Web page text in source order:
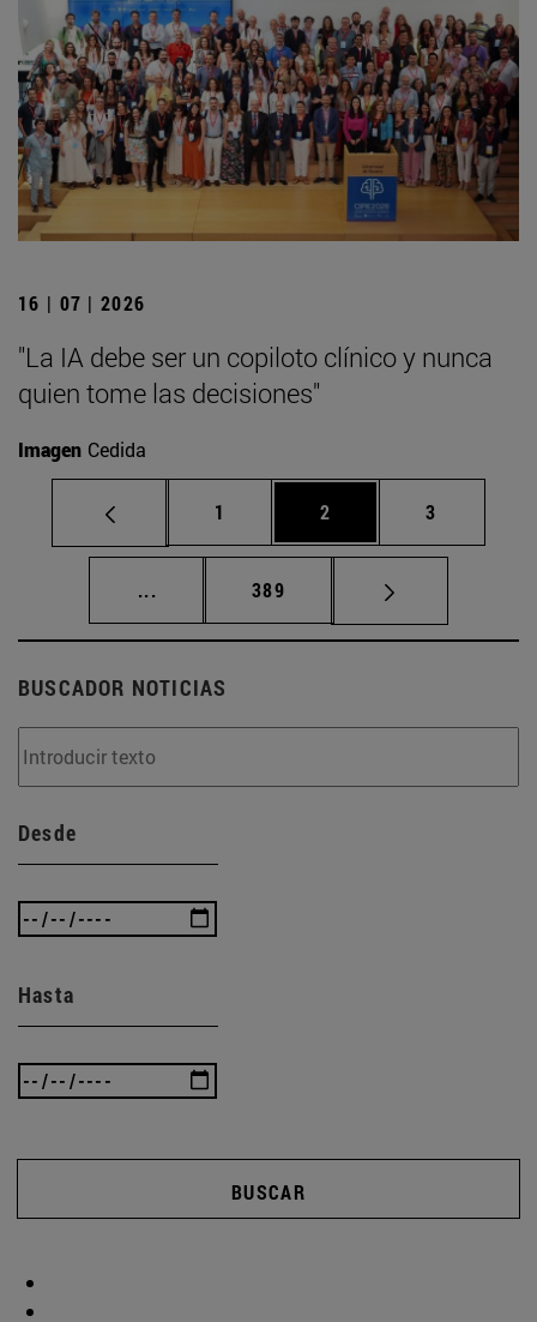
16 | 07 | 2026
"La IA debe ser un copiloto clínico y nunca
quien tome las decisiones"
Imagen Cedida
Página
1 Página
2 Página
3
... Páginas intermedias Use TAB para
Página
389
BUSCADOR NOTICIAS
Desde
Hasta
BUSCAR